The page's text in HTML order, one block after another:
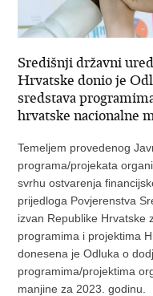
Središnji državni
Hrvatske donio je
sredstava
hrvatske nacionalne
Temeljem provedenog
programa/projekata
svrhu ostvarenja
prijedloga Povjerenstva
izvan Republike Hrvatske
programima i projektima
donesena je Odluka o
programima/projektima
manjine za 2023. godinu.